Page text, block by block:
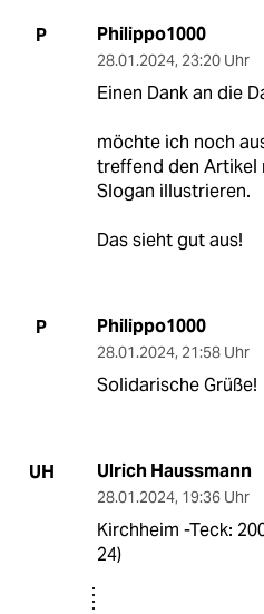
P Philippo1000
28.01.2024, 23:20 Uhr
Einen Dank an die
möchte ich noch
treffend den Artikel
Slogan illustrieren.
Das sieht gut aus!
P Philippo1000
28.01.2024, 21:58 Uhr
Solidarische Grüße!
UH Ulrich Haussmann
28.01.2024, 19:36 Uhr
Kirchheim -Teck:
24)